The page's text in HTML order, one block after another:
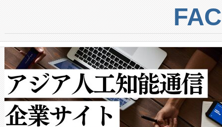
centers. Voltaiqは、ai&のAI
からシステム統合、試運転、
クルの各段階のデータを監視
[…]
トに対して約600メートルに
では、反射率10％のターゲッ
で向上し、最大検知距離は
ットだけで最大1キロメート
ルの変電所周囲を監視でき、
作業と点群処理を簡素化でき